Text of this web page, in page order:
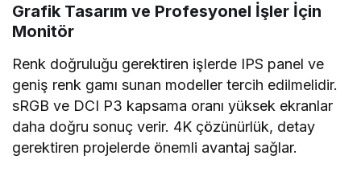
Grafik Tasarım ve Profesyonel İşler İçin
Monitör
Renk doğruluğu gerektiren işlerde IPS panel ve
geniş renk gamı sunan modeller tercih edilmelidir.
sRGB ve DCI P3 kapsama oranı yüksek ekranlar
daha doğru sonuç verir. 4K çözünürlük, detay
gerektiren projelerde önemli avantaj sağlar.